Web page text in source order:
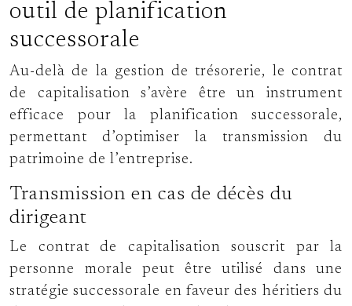
outil de planification
successorale
Au-delà de la gestion de trésorerie, le contrat
de capitalisation s’avère être un instrument
efficace pour la planification successorale,
permettant d’optimiser la transmission du
patrimoine de l’entreprise.
Transmission en cas de décès du
dirigeant
Le contrat de capitalisation souscrit par la
personne morale peut être utilisé dans une
stratégie successorale en faveur des héritiers du